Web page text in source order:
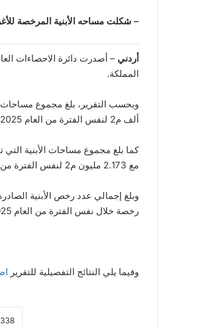
– شكلت مساحه الأبنية المرخصة للأغراض
أردني – أصدرت دائرة الاحصاءات
المملكة.
ألف م2 لنفس الفترة من العام 2025 بارتفاع نسبته 29.3 %.
مع 2.173 مليون م2 لنفس الفترة من العام 2025، بارتفاع نسبته 4.6 %.
رخصة خلال نفس الفترة من العام 2025، بارتفاع نسبته 20 %.
وفيما يلي النتائج التفصيلية للتقرير